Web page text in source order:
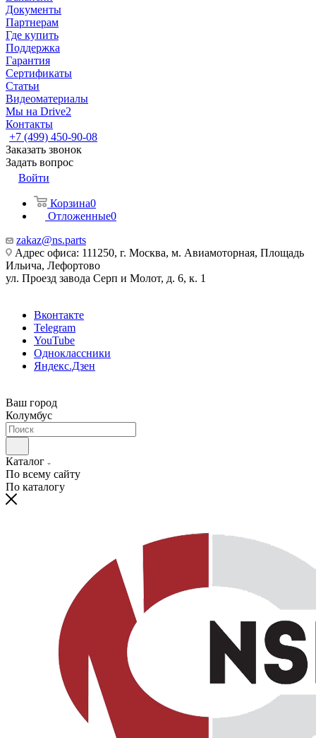
Документы
Партнерам
Где купить
Поддержка
Гарантия
Сертификаты
Статьи
Видеоматериалы
Мы на Drive2
Контакты
+7 (499) 450-90-08
Заказать звонок
Задать вопрос
Войти
Корзина0
Отложенные0
zakaz@ns.parts
Адрес офиса: 111250, г. Москва, м. Авиамоторная, Площадь
Ильича, Лефортово
ул. Проезд завода Серп и Молот, д. 6, к. 1
Вконтакте
Telegram
YouTube
Одноклассники
Яндекс.Дзен
Ваш город
Колумбус
Каталог
По всему сайту
По каталогу